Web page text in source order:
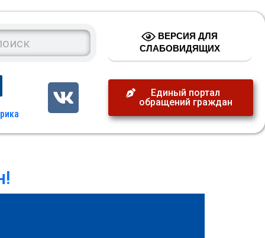
ВЕРСИЯ ДЛЯ
СЛАБОВИДЯЩИХ
Единый портал
обращений граждан